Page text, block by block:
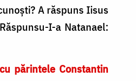
A răspuns Iisus
I-a Natanael:
părintele Constantin